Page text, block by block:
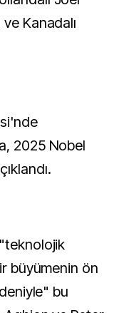
Kanadalı
2025 Nobel
büyümenin ön
bu